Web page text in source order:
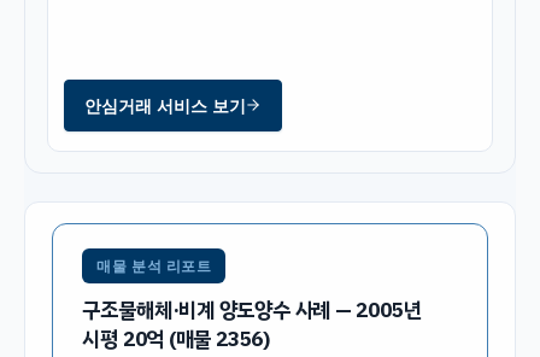
안심거래 서비스 보기
매물 분석 리포트
구조물해체·비계 양도양수 사례 — 2005년
시평 20억 (매물 2356)